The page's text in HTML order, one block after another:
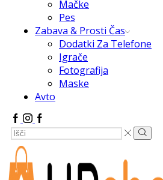
Mačke
Pes
Zabava & Prosti Čas
Dodatki Za Telefone
Igrače
Fotografija
Maske
Avto
Facebook
Instagram
Google
Plus
Search
Input
Search